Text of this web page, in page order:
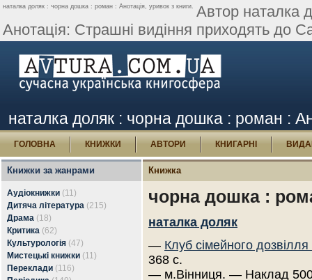
наталка доляк : чорна дошка : роман : Анотація, уривок з книги. Автор наталка
Анотація: Страшні видіння приходять до
наталка доляк : чорна дошка : роман :
ГОЛОВНА КНИЖКИ АВТОРИ КНИГАРНІ
Книжки за жанрами
Аудіокнижки (11)
Дитяча література (215)
Драма (18)
Критика (62)
Культурологія (47)
Мистецькі книжки (11)
Переклади (116)
Книжка
чорна дошка :
наталка доляк
— Клуб сімейного
368 с.
— м.Вінниця. — Наклад